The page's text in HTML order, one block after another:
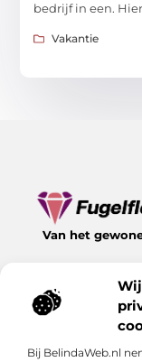
Bij BelindaWeb.nl
bedrijf in een.
Vakantie
Van het
Bericht